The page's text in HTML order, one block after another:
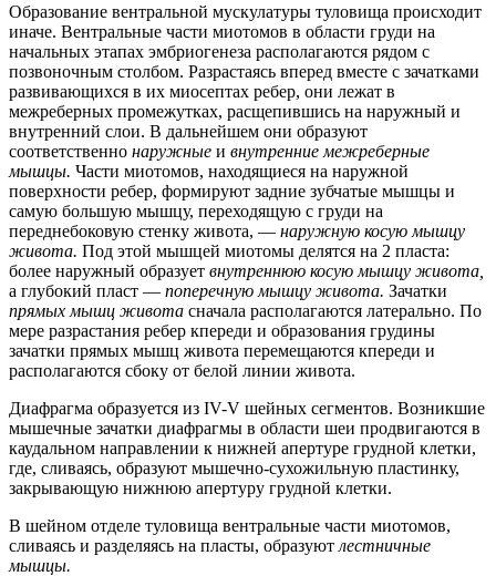
Образование вентральной мускулатуры туловища происходит
иначе. Вентральные части миотомов в области груди на
начальных этапах эмбриогенеза располагаются рядом с
позвоночным столбом. Разрастаясь вперед вместе с зачатками
развивающихся в их миосептах ребер, они лежат в
межреберных промежутках, расщепившись на наружный и
внутренний слои. В дальнейшем они образуют
соответственно наружные и внутренние межреберные
мышцы. Части миотомов, находящиеся на наружной
поверхности ребер, формируют задние зубчатые мышцы и
самую большую мышцу, переходящую с груди на
переднебоковую стенку живота, — наружную косую мышцу
живота. Под этой мышцей миотомы делятся на 2 пласта:
более наружный образует внутреннюю косую мышцу живота,
а глубокий пласт — поперечную мышцу живота. Зачатки
прямых мышц живота сначала располагаются латерально. По
мере разрастания ребер кпереди и образования грудины
зачатки прямых мышц живота перемещаются кпереди и
располагаются сбоку от белой линии живота.
Диафрагма образуется из IV-V шейных сегментов. Возникшие
мышечные зачатки диафрагмы в области шеи продвигаются в
каудальном направлении к нижней апертуре грудной клетки,
где, сливаясь, образуют мышечно-сухожильную пластинку,
закрывающую нижнюю апертуру грудной клетки.
В шейном отделе туловища вентральные части миотомов,
сливаясь и разделяясь на пласты, образуют лестничные
мышцы.